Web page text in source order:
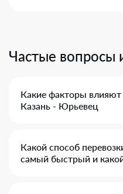
Частые вопросы
Какие факторы влияют
Казань - Юрьевец
Какой способ
самый быстрый и